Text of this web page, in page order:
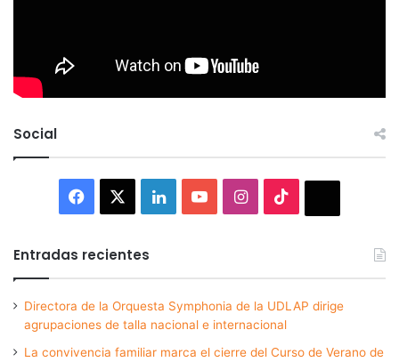
Social
Facebook LinkedInYouTubeInstagram
Entradas recientes
Directora de la Orquesta Symphonia de la UDLAP dirige
agrupaciones de talla nacional e internacional
La convivencia familiar marca el cierre del Curso de Verano de